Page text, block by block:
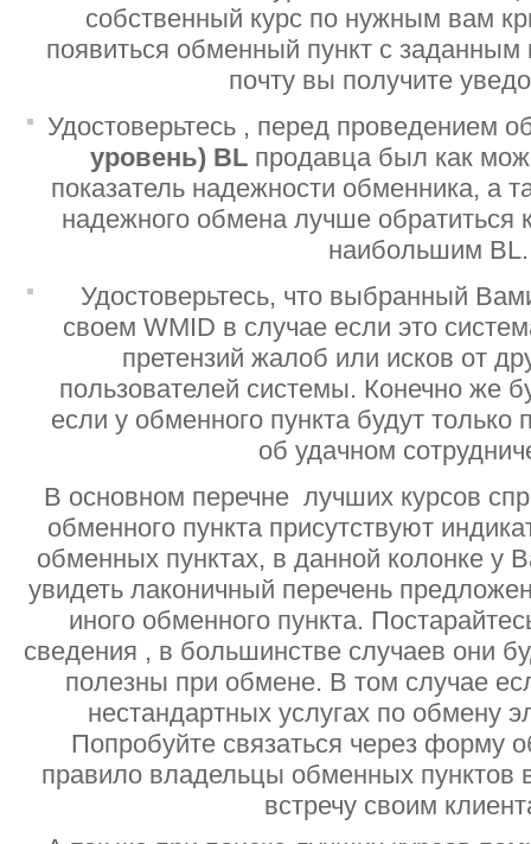
собственный курс по нужным вам
появиться обменный пункт с заданным
почту вы получите
Удостоверьтесь , перед проведением
уровень) BL продавца был как
показатель надежности обменника, а
надежного обмена лучше
наибольшим BL.
Удостоверьтесь, что выбранный
своем WMID в случае если это
претензий жалоб или исков от
пользователей системы. Конечно же
если у обменного пункта будут
об удачном
В основном перечне лучших курсов
обменного пункта присутствуют
обменных пунктах, в данной колонке у
увидеть лаконичный перечень
иного обменного пункта.
сведения , в большинстве случаев они
полезны при обмене. В том случае
нестандартных услугах по обмену
Попробуйте связаться через форму
правило владельцы обменных пунктов
встречу своим